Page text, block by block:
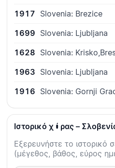
1917 Slovenia: Brezice
1699 Slovenia: Ljubljana
1628 Slovenia:
1963 Slovenia: Ljubljana
1916 Slovenia: Gornji
Ιστορικό χώρας –
Εξερευνήστε το ιστορικό
(μέγεθος, βάθος, εύρος